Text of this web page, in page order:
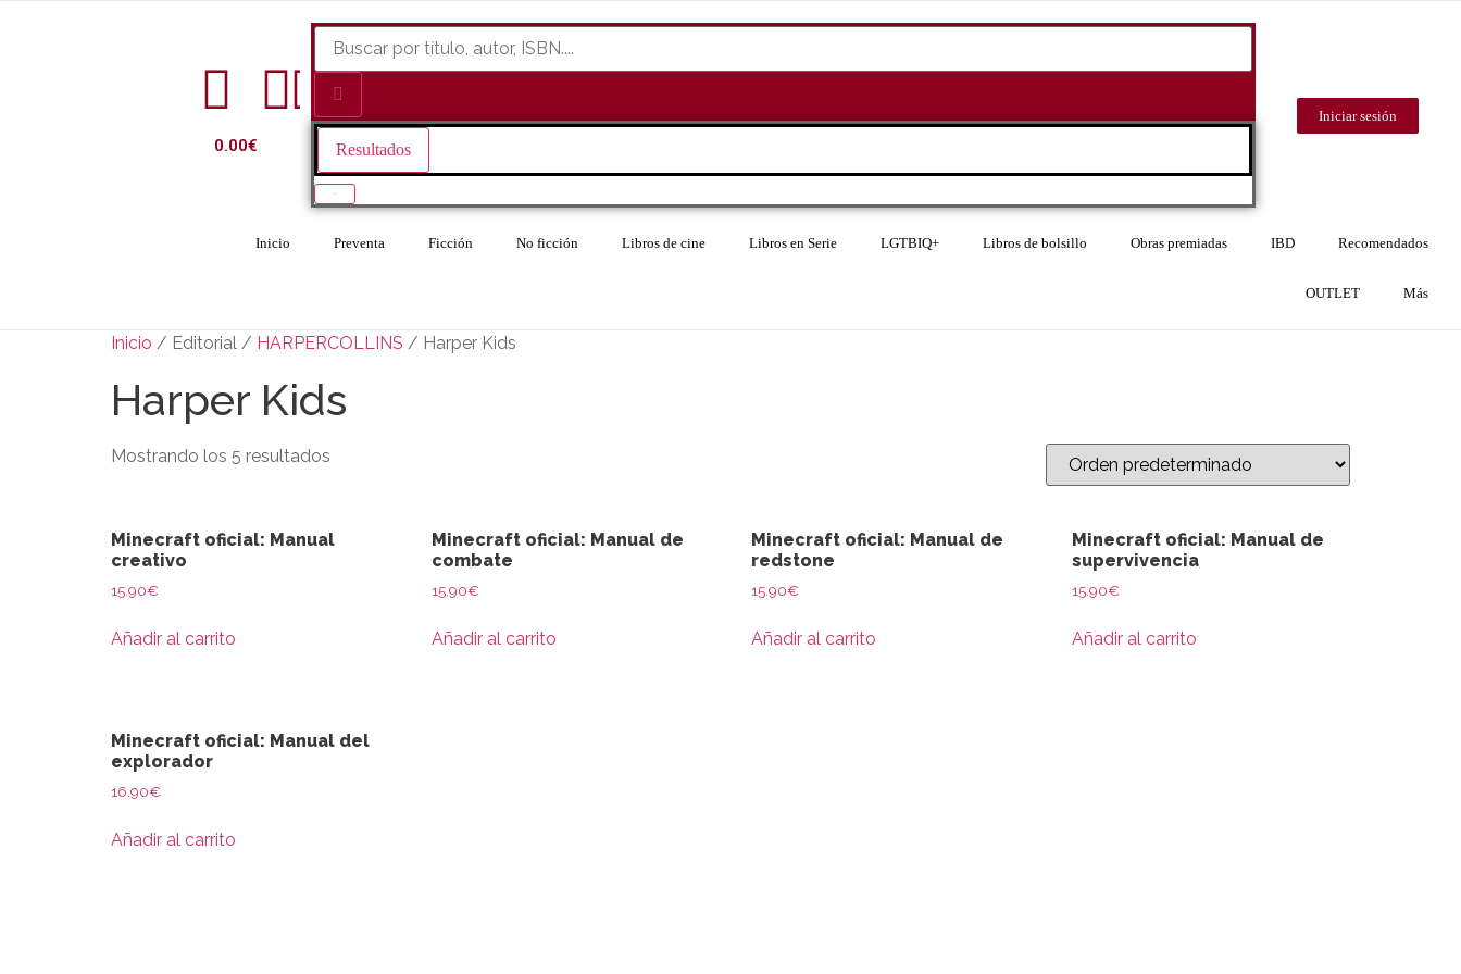
0.00€ Resultados
Iniciar sesión
Inicio Preventa Ficción No ficción Libros de cine Libros en Serie LGTBIQ+ Libros de bolsillo Obras premiadas IBD Recomendados
OUTLET Más
Inicio / Editorial / HARPERCOLLINS / Harper Kids
Harper Kids
Mostrando los 5 resultados
Minecraft oficial: Manual
creativo
15.90€
Añadir al carrito
Minecraft oficial: Manual de
combate
15.90€
Añadir al carrito
Minecraft oficial: Manual de
redstone
15.90€
Añadir al carrito
Minecraft oficial: Manual de
supervivencia
15.90€
Añadir al carrito
Minecraft oficial: Manual del
explorador
16.90€
Añadir al carrito